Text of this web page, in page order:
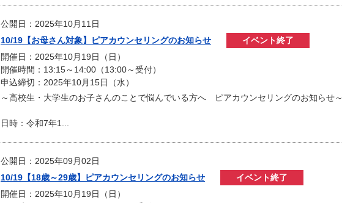
公開日：2025年10月11日
10/19【お母さん対象】ピアカウンセリングのお知らせ
イベント終了
開催日：2025年10月19日（日）
開催時間：13:15～14:00（13:00～受付）
申込締切：2025年10月15日（水）
～高校生・大学生のお子さんのことで悩んでいる方へ ピアカウンセリングのお知らせ～
日時：令和7年1...
公開日：2025年09月02日
10/19【18歳～29歳】ピアカウンセリングのお知らせ
イベント終了
開催日：2025年10月19日（日）